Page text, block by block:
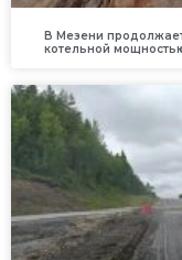
В Мезени
котельной